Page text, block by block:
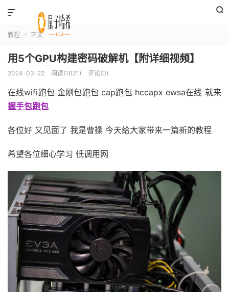


教程  正文
用5个GPU构建密码破解机【附详细视频】
2024-03-22 阅读(1021) 评论(0)
在线wifi跑包 金刚包跑包 cap跑包 hccapx ewsa在线 就来
握手包跑包
各位好 又见面了 我是曹操 今天给大家带来一篇新的教程
希望各位细心学习 低调用网